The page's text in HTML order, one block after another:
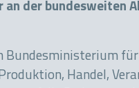
an der bundesweiten
Bundesministerium
Handel,